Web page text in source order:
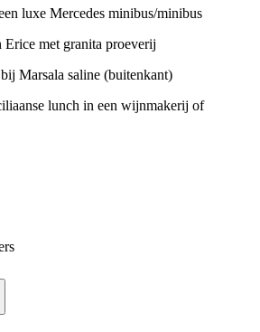
luxe Mercedes minibus/minibus
Erice met granita proeverij
Marsala saline (buitenkant)
lunch in een wijnmakerij of